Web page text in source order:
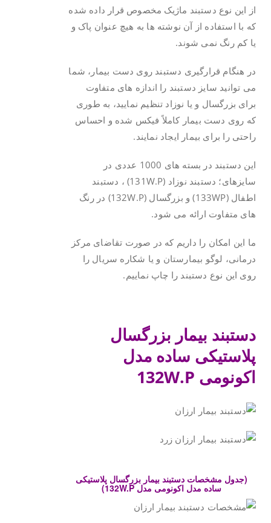
از این نوع دستبند ماژیک مخصوص قرار داده شده
که با استفاده از آن نوشته ها به هیچ عنوان پاک و
یا کم رنگ نمی شوند.
در هنگام قرارگیری دستبند روی دست بیمار، شما
می توانید سایز دستبند را اندازه های متفاوت
برای بزرگسال و یا نوزاد تنظیم نمایید، به طوری
که روی دست بیمار کاملاً فیکس شده و احساس
راحتی را برای بیمار ایجاد نمایند.
این دستبند در بسته های 1000 عددی در
سایزهای؛ دستبند نوزاد (131W.P) ، دستبند
اطفال (133WP) و بزرگسال (132W.P) در رنگ
های متفاوت ارائه می شود.
ما این امکان را داریم که در صورت تقاضای مرکز
درمانی، لوگو بیمارستان و یا شکاره سریال را
روی این نوع دستبند را چاپ نماییم.
دستبند بیمار بزرگسال
پلاستیکی ساده مدل
اکونومی 132W.P
(جدول مشخصات دستبند بیمار بزرگسال پلاستیکی
ساده مدل اکونومی مدل 132W.P)